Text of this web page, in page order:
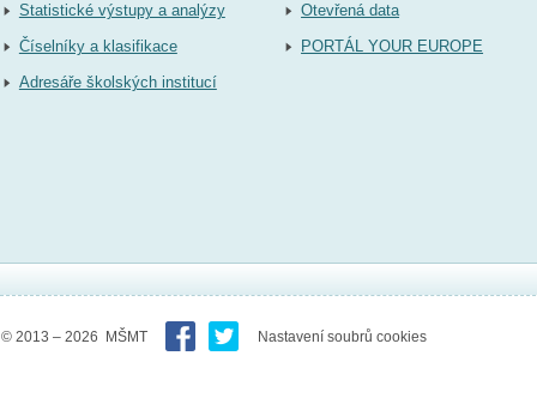
Statistické výstupy a analýzy
Číselníky a klasifikace
Adresáře školských institucí
Otevřená data
PORTÁL YOUR EUROPE
© 2013 – 2026 MŠMT Nastavení soubrů cookies